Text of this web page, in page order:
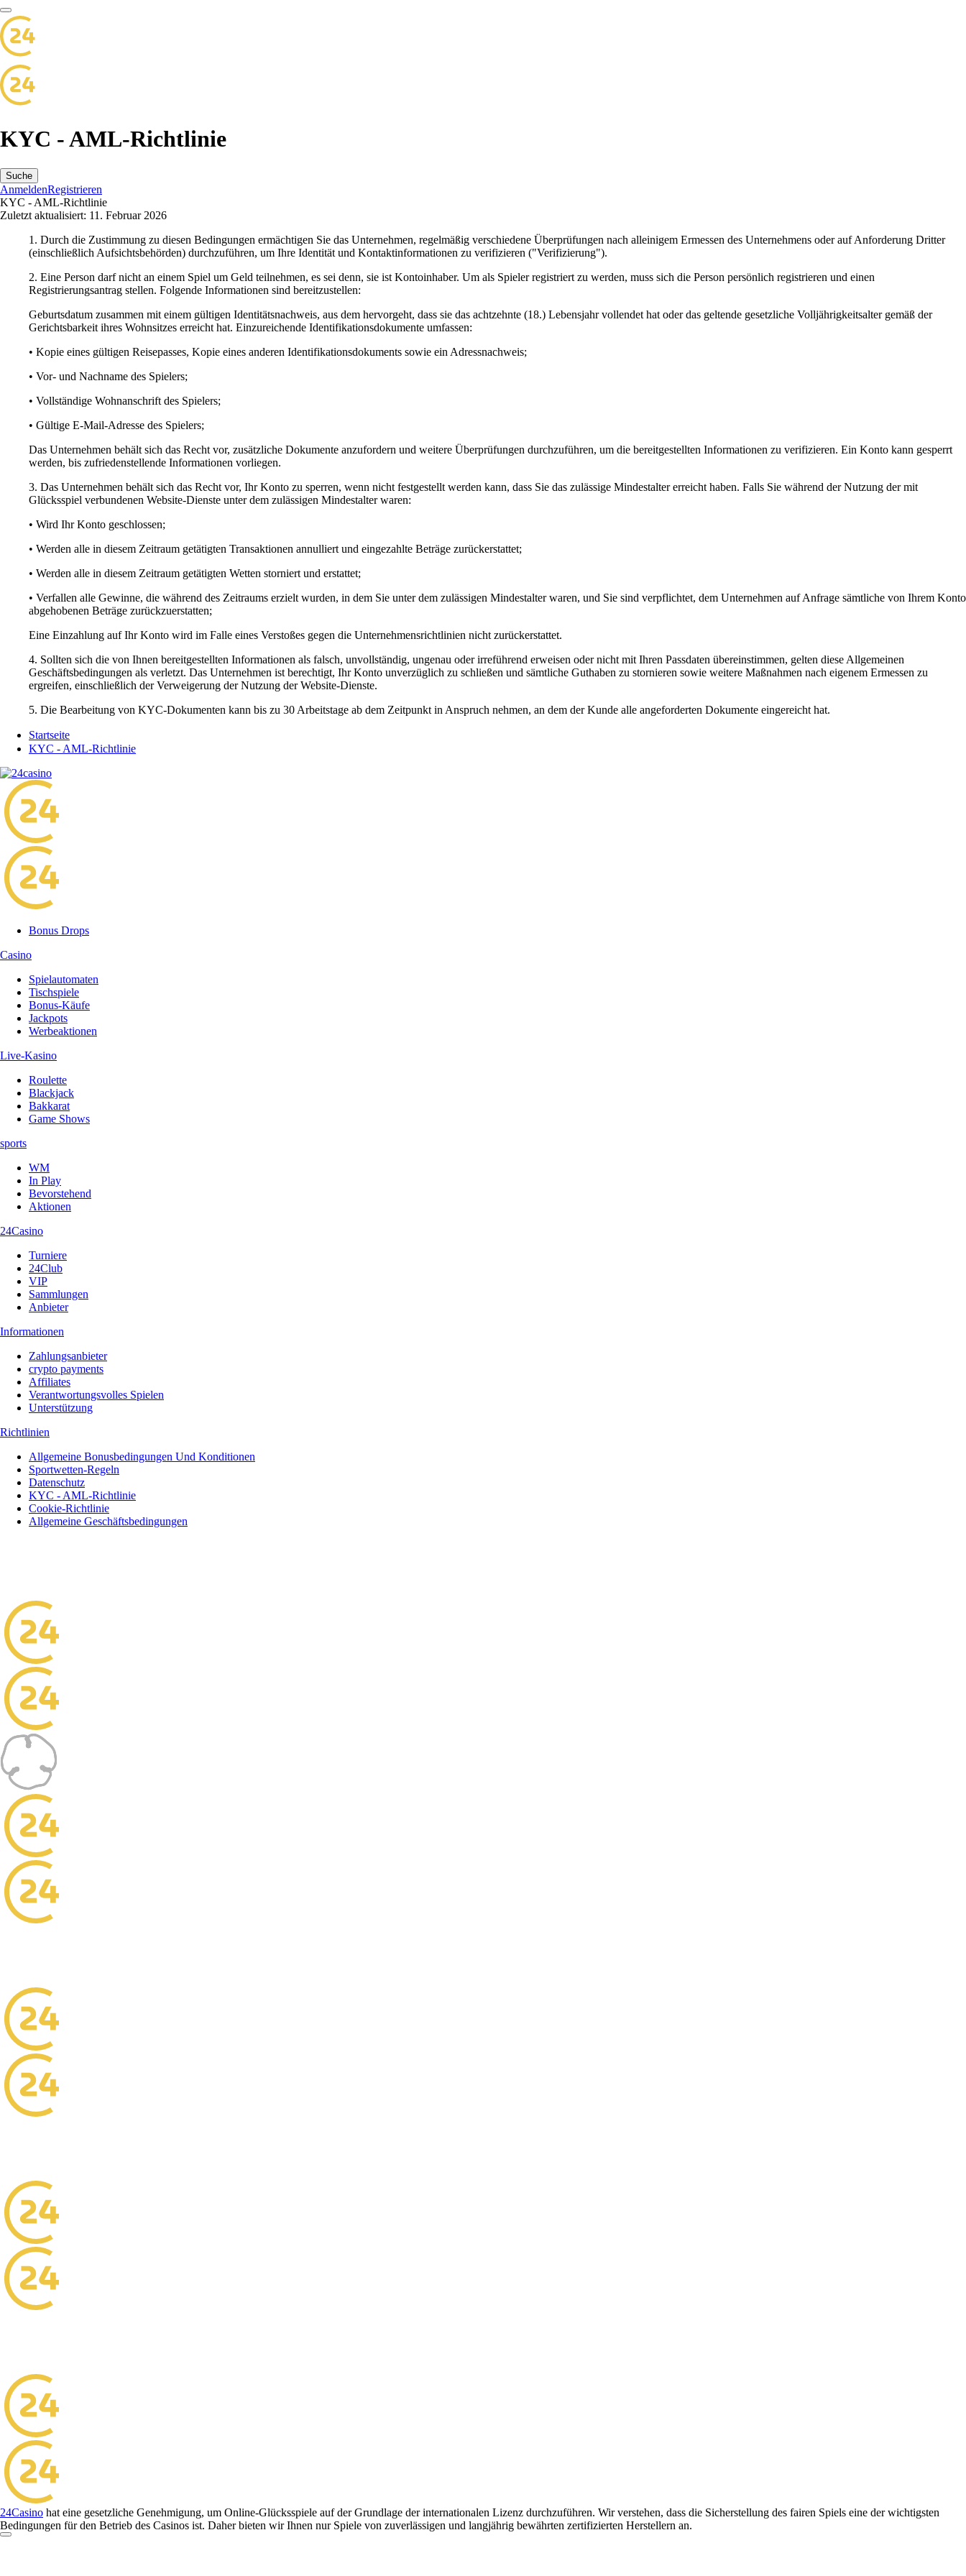
KYC - AML-Richtlinie
Suche
AnmeldenRegistrieren
KYC - AML-Richtlinie
Zuletzt aktualisiert: 11. Februar 2026
1. Durch die Zustimmung zu diesen Bedingungen ermächtigen Sie das Unternehmen, regelmäßig verschiedene Überprüfungen nach alleinigem Ermessen des Unternehmens oder auf Anforderung Dritter
(einschließlich Aufsichtsbehörden) durchzuführen, um Ihre Identität und Kontaktinformationen zu verifizieren ("Verifizierung").
2. Eine Person darf nicht an einem Spiel um Geld teilnehmen, es sei denn, sie ist Kontoinhaber. Um als Spieler registriert zu werden, muss sich die Person persönlich registrieren und einen
Registrierungsantrag stellen. Folgende Informationen sind bereitzustellen:
Geburtsdatum zusammen mit einem gültigen Identitätsnachweis, aus dem hervorgeht, dass sie das achtzehnte (18.) Lebensjahr vollendet hat oder das geltende gesetzliche Volljährigkeitsalter gemäß der
Gerichtsbarkeit ihres Wohnsitzes erreicht hat. Einzureichende Identifikationsdokumente umfassen:
• Kopie eines gültigen Reisepasses, Kopie eines anderen Identifikationsdokuments sowie ein Adressnachweis;
• Vor- und Nachname des Spielers;
• Vollständige Wohnanschrift des Spielers;
• Gültige E-Mail-Adresse des Spielers;
Das Unternehmen behält sich das Recht vor, zusätzliche Dokumente anzufordern und weitere Überprüfungen durchzuführen, um die bereitgestellten Informationen zu verifizieren. Ein Konto kann gesperrt
werden, bis zufriedenstellende Informationen vorliegen.
3. Das Unternehmen behält sich das Recht vor, Ihr Konto zu sperren, wenn nicht festgestellt werden kann, dass Sie das zulässige Mindestalter erreicht haben. Falls Sie während der Nutzung der mit
Glücksspiel verbundenen Website-Dienste unter dem zulässigen Mindestalter waren:
• Wird Ihr Konto geschlossen;
• Werden alle in diesem Zeitraum getätigten Transaktionen annulliert und eingezahlte Beträge zurückerstattet;
• Werden alle in diesem Zeitraum getätigten Wetten storniert und erstattet;
• Verfallen alle Gewinne, die während des Zeitraums erzielt wurden, in dem Sie unter dem zulässigen Mindestalter waren, und Sie sind verpflichtet, dem Unternehmen auf Anfrage sämtliche von Ihrem Konto
abgehobenen Beträge zurückzuerstatten;
Eine Einzahlung auf Ihr Konto wird im Falle eines Verstoßes gegen die Unternehmensrichtlinien nicht zurückerstattet.
4. Sollten sich die von Ihnen bereitgestellten Informationen als falsch, unvollständig, ungenau oder irreführend erweisen oder nicht mit Ihren Passdaten übereinstimmen, gelten diese Allgemeinen
Geschäftsbedingungen als verletzt. Das Unternehmen ist berechtigt, Ihr Konto unverzüglich zu schließen und sämtliche Guthaben zu stornieren sowie weitere Maßnahmen nach eigenem Ermessen zu
ergreifen, einschließlich der Verweigerung der Nutzung der Website-Dienste.
5. Die Bearbeitung von KYC-Dokumenten kann bis zu 30 Arbeitstage ab dem Zeitpunkt in Anspruch nehmen, an dem der Kunde alle angeforderten Dokumente eingereicht hat.
Startseite
KYC - AML-Richtlinie
Bonus Drops
Casino
Spielautomaten
Tischspiele
Bonus-Käufe
Jackpots
Werbeaktionen
Live-Kasino
Roulette
Blackjack
Bakkarat
Game Shows
sports
WM
In Play
Bevorstehend
Aktionen
24Casino
Turniere
24Club
VIP
Sammlungen
Anbieter
Informationen
Zahlungsanbieter
crypto payments
Affiliates
Verantwortungsvolles Spielen
Unterstützung
Richtlinien
Allgemeine Bonusbedingungen Und Konditionen
Sportwetten-Regeln
Datenschutz
KYC - AML-Richtlinie
Cookie-Richtlinie
Allgemeine Geschäftsbedingungen
24Casino hat eine gesetzliche Genehmigung, um Online-Glücksspiele auf der Grundlage der internationalen Lizenz durchzuführen. Wir verstehen, dass die Sicherstellung des fairen Spiels eine der wichtigsten
Bedingungen für den Betrieb des Casinos ist. Daher bieten wir Ihnen nur Spiele von zuverlässigen und langjährig bewährten zertifizierten Herstellern an.